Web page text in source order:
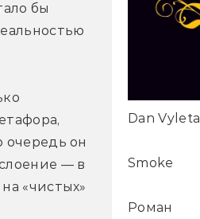
Dan Vyleta
Smoke
Роман
бы
очередь он
— в
«чистых»